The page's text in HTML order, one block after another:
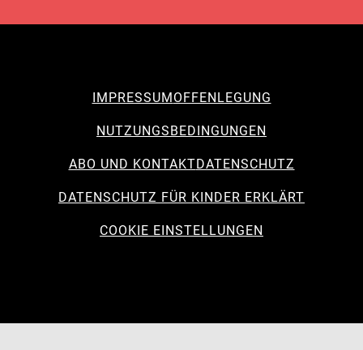
IMPRESSUM OFFENLEGUNG
NUTZUNGSBEDINGUNGEN
ABO UND KONTAKTDATENSCHUTZ
DATENSCHUTZ FÜR KINDER ERKLÄRT
COOKIE EINSTELLUNGEN